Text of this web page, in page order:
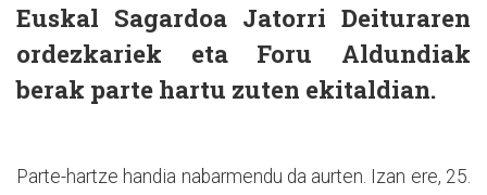
Euskal Sagardoa Jatorri Deituraren
ordezkariek eta Foru Aldundiak
berak parte hartu zuten ekitaldian.
Parte-hartze handia nabarmendu da aurten. Izan ere, 25.